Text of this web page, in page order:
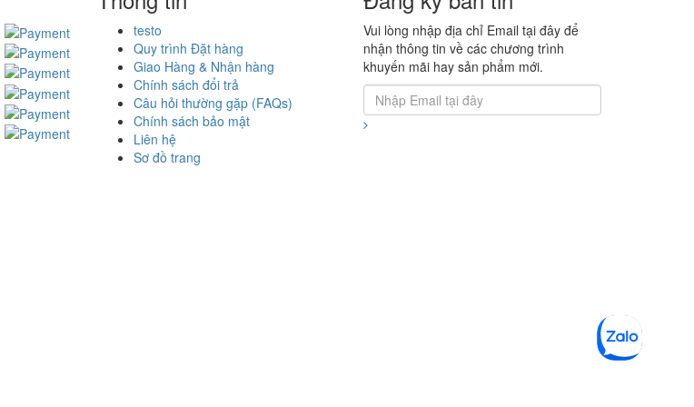
testo
Quy trình Đặt hàng
Giao Hàng & Nhận hàng
Chính sách đổi trả
Câu hỏi thường gặp (FAQs)
Chính sách bảo mật
Liên hệ
Sơ đồ trang
Vui lòng nhập địa chỉ Email tại đây để
nhận thông tin về các chương trình
khuyến mãi hay sản phẩm mới.